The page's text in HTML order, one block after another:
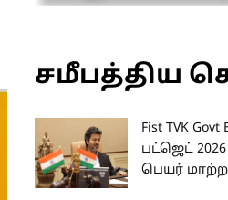
சமீபத்திய
Fist TVK
பட்ஜெட்
பெயர்